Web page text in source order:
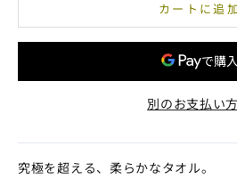
カートに追加
別のお支払い
究極を超える、柔らかなタオル。